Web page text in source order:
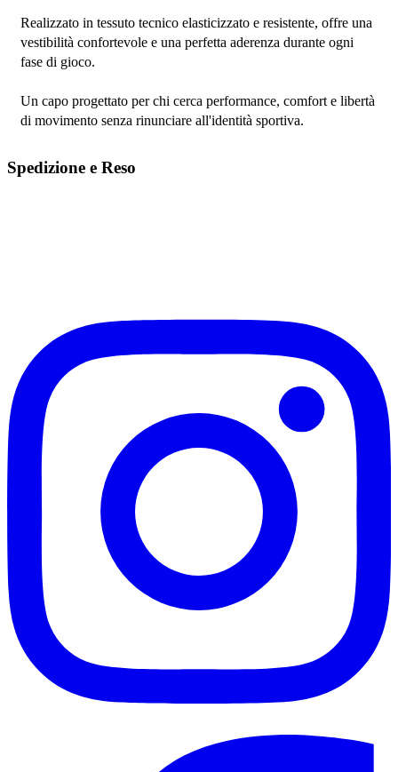
Realizzato in tessuto tecnico elasticizzato e resistente, offre una
vestibilità confortevole e una perfetta aderenza durante ogni
fase di gioco.
Un capo progettato per chi cerca performance, comfort e libertà
di movimento senza rinunciare all'identità sportiva.
Spedizione e Reso